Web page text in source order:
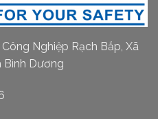
Nghiệp Rạch Bắp, Xã
Bình Dương